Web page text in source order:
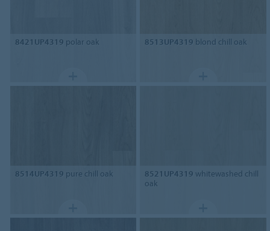
8421UP4319 polar oak 8513UP4319 blond chill oak
8514UP4319 pure chill oak 8521UP4319 whitewashed chill
oak